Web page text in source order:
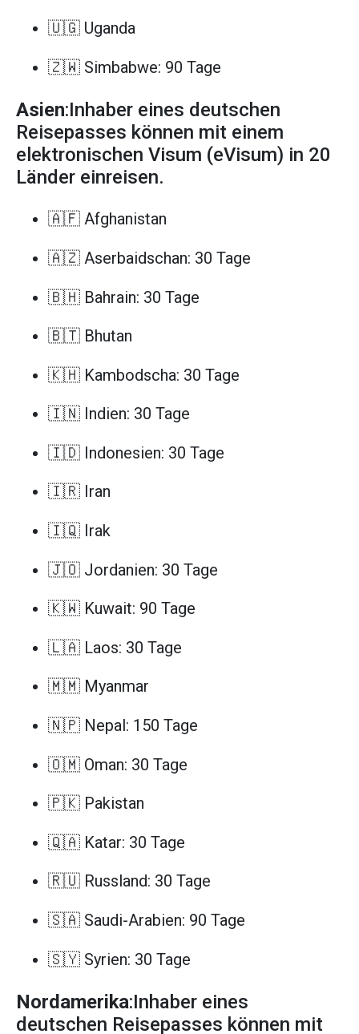
🇺🇬 Uganda
🇿🇼 Simbabwe: 90 Tage
Asien:Inhaber eines deutschen
Reisepasses können mit einem
elektronischen Visum (eVisum) in 20
Länder einreisen.
🇦🇫 Afghanistan
🇦🇿 Aserbaidschan: 30 Tage
🇧🇭 Bahrain: 30 Tage
🇧🇹 Bhutan
🇰🇭 Kambodscha: 30 Tage
🇮🇳 Indien: 30 Tage
🇮🇩 Indonesien: 30 Tage
🇮🇷 Iran
🇮🇶 Irak
🇯🇴 Jordanien: 30 Tage
🇰🇼 Kuwait: 90 Tage
🇱🇦 Laos: 30 Tage
🇲🇲 Myanmar
🇳🇵 Nepal: 150 Tage
🇴🇲 Oman: 30 Tage
🇵🇰 Pakistan
🇶🇦 Katar: 30 Tage
🇷🇺 Russland: 30 Tage
🇸🇦 Saudi-Arabien: 90 Tage
🇸🇾 Syrien: 30 Tage
Nordamerika:Inhaber eines
deutschen Reisepasses können mit